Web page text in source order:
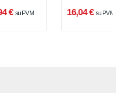
€ su PVM 16,04 € su PVM